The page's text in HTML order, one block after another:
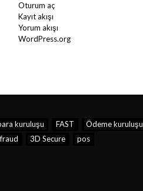
Oturum aç
Kayıt akışı
Yorum akışı
WordPress.org
kuruluşu FAST
Ödeme kuruluşu
fraud 3D Secure pos